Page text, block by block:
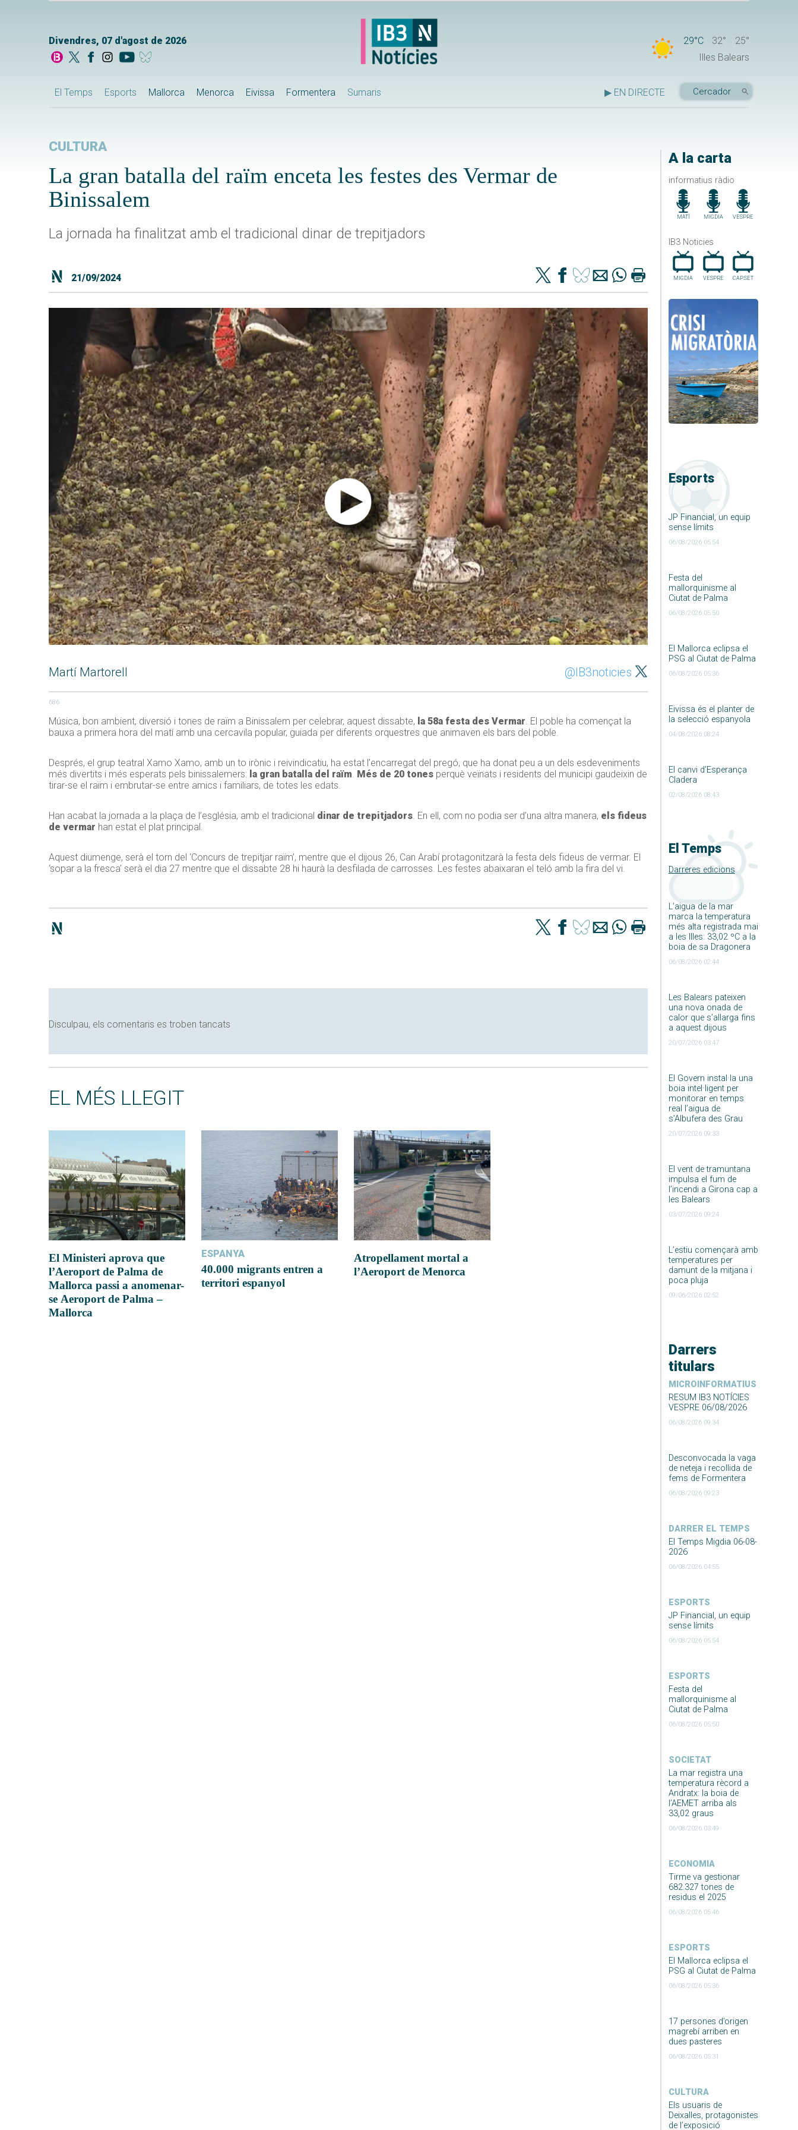
Divendres, 07 d'agost de 2026 29°C 32°
25°
Illes Balears
El Temps Esports Mallorca Menorca Eivissa Formentera Sumaris ▶ EN DIRECTE
A la carta
informatius ràdio
MATÍ MIGDIA VESPRE
IB3 Noticies
MIGDIA VESPRE CAP.SET
Esports
JP Financial, un equip
sense límits
06/08/2026 05:54
Festa del
mallorquinisme al
Ciutat de Palma
06/08/2026 05:50
El Mallorca eclipsa el
PSG al Ciutat de Palma
06/08/2026 05:36
Eivissa és el planter de
la selecció espanyola
04/08/2026 08:24
El canvi d’Esperança
Cladera
02/08/2026 08:43
El Temps
Darreres edicions
L’aigua de la mar
marca la temperatura
més alta registrada mai
a les Illes: 33,02 ºC a la
boia de sa Dragonera
06/08/2026 02:44
Les Balears pateixen
una nova onada de
calor que s’allarga fins
a aquest dijous
20/07/2026 03:47
El Govern instal·la una
boia intel·ligent per
monitorar en temps
real l’aigua de
s’Albufera des Grau
20/07/2026 09:33
El vent de tramuntana
impulsa el fum de
l’incendi a Girona cap a
les Balears
03/07/2026 09:24
L’estiu començarà amb
temperatures per
damunt de la mitjana i
poca pluja
09/06/2026 02:52
Darrers
titulars
MICROINFORMATIUS
RESUM IB3 NOTÍCIES
VESPRE 06/08/2026
06/08/2026 09:34
Desconvocada la vaga
de neteja i recollida de
fems de Formentera
06/08/2026 09:23
DARRER EL TEMPS
El Temps Migdia 06-08-
2026
06/08/2026 04:55
ESPORTS
JP Financial, un equip
sense límits
06/08/2026 05:54
ESPORTS
Festa del
mallorquinisme al
Ciutat de Palma
06/08/2026 05:50
SOCIETAT
La mar registra una
temperatura rècord a
Andratx: la boia de
l’AEMET arriba als
33,02 graus
06/08/2026 03:49
ECONOMIA
Tirme va gestionar
682.327 tones de
residus el 2025
06/08/2026 05:46
ESPORTS
El Mallorca eclipsa el
PSG al Ciutat de Palma
06/08/2026 05:36
17 persones d’origen
magrebí arriben en
dues pasteres
06/08/2026 05:31
CULTURA
Els usuaris de
Deixalles, protagonistes
de l’exposició
CULTURA
La gran batalla del raïm enceta les festes des Vermar de
Binissalem
La jornada ha finalitzat amb el tradicional dinar de trepitjadors
21/09/2024
Martí Martorell @IB3noticies
686
Música, bon ambient, diversió i tones de raïm a Binissalem per celebrar, aquest dissabte, la 58a festa des Vermar. El poble ha començat la
bauxa a primera hora del matí amb una cercavila popular, guiada per diferents orquestres que animaven els bars del poble.
Després, el grup teatral Xamo Xamo, amb un to irònic i reivindicatiu, ha estat l’encarregat del pregó, que ha donat peu a un dels esdeveniments
més divertits i més esperats pels binissalemers: la gran batalla del raïm. Més de 20 tones perquè veïnats i residents del municipi gaudeixin de
tirar-se el raïm i embrutar-se entre amics i familiars, de totes les edats.
Han acabat la jornada a la plaça de l’església, amb el tradicional dinar de trepitjadors. En ell, com no podia ser d’una altra manera, els fideus
de vermar han estat el plat principal.
Aquest diumenge, serà el torn del ‘Concurs de trepitjar raïm’, mentre que el dijous 26, Can Arabí protagonitzarà la festa dels fideus de vermar. El
‘sopar a la fresca’ serà el dia 27 mentre que el dissabte 28 hi haurà la desfilada de carrosses. Les festes abaixaran el teló amb la fira del vi.
Disculpau, els comentaris es troben tancats
EL MÉS LLEGIT
El Ministeri aprova que
l’Aeroport de Palma de
Mallorca passi a anomenar-
se Aeroport de Palma –
Mallorca
ESPANYA
40.000 migrants entren a
territori espanyol
Atropellament mortal a
l’Aeroport de Menorca